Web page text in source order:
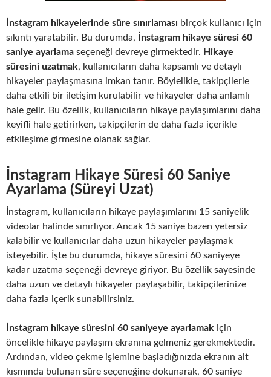
İnstagram hikayelerinde süre sınırlaması birçok kullanıcı için
sıkıntı yaratabilir. Bu durumda,
İnstagram hikaye süresi 60
saniye ayarlama seçeneği devreye girmektedir. Hikaye
süresini uzatmak, kullanıcıların daha kapsamlı ve detaylı
hikayeler paylaşmasına imkan tanır. Böylelikle, takipçilerle
daha etkili bir iletişim kurulabilir ve hikayeler daha anlamlı
hale gelir. Bu özellik, kullanıcıların hikaye paylaşımlarını daha
keyifli hale getirirken, takipçilerin de daha fazla içerikle
etkileşime girmesine olanak sağlar.
İnstagram Hikaye Süresi 60 Saniye
Ayarlama (Süreyi Uzat)
İnstagram, kullanıcıların hikaye paylaşımlarını 15 saniyelik
videolar halinde sınırlıyor. Ancak 15 saniye bazen yetersiz
kalabilir ve kullanıcılar daha uzun hikayeler paylaşmak
isteyebilir. İşte bu durumda, hikaye süresini 60 saniyeye
kadar uzatma seçeneği devreye giriyor. Bu özellik sayesinde
daha uzun ve detaylı hikayeler paylaşabilir, takipçilerinize
daha fazla içerik sunabilirsiniz.
İnstagram hikaye süresini 60 saniyeye ayarlamak için
öncelikle hikaye paylaşım ekranına gelmeniz gerekmektedir.
Ardından, video çekme işlemine başladığınızda ekranın alt
kısmında bulunan süre seçeneğine dokunarak, 60 saniye